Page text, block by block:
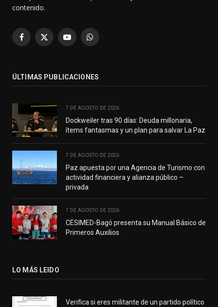
contenido.
Facebook
X
YouTubeWhatsApp
ÚLTIMAS PUBLICACIONES
7 DE AGOSTO DE 2026
Dockweiler tras 90 días: Deuda millonaria,
ítems fantasmas y un plan para salvar La Paz
7 DE AGOSTO DE 2026
Paz apuesta por una Agencia de Turismo con
actividad financiera y alianza público –
privada
7 DE AGOSTO DE 2026
CESIMED-Bagó presenta su Manual Básico de
Primeros Auxilios
LO MÁS LEIDO
Verifica si eres militante de un partido político